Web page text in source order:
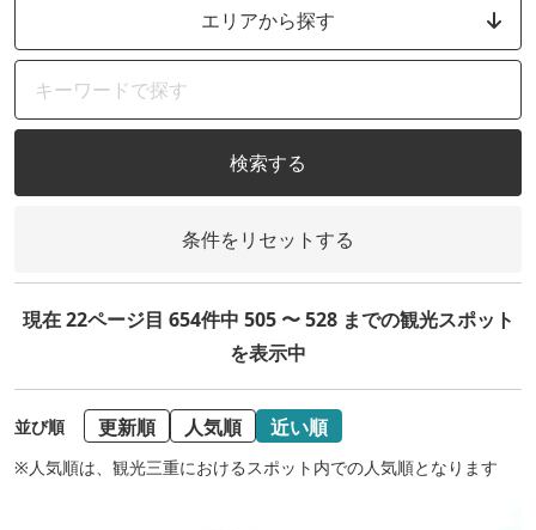
エリアから探す
検索する
条件をリセットする
現在 22ページ目 654件中 505 〜 528 までの観光スポット
を表示中
並び順 更新順 人気順 近い順
※人気順は、観光三重におけるスポット内での人気順となります